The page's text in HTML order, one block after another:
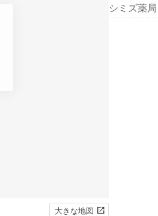
大きな地図
シミズ薬局